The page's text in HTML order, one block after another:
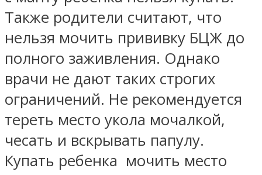
Также родители считают, что
нельзя мочить прививку БЦЖ до
полного заживления. Однако
врачи не дают таких строгих
ограничений. Не рекомендуется
тереть место укола мочалкой,
чесать и вскрывать папулу.
Купать ребенка мочить место